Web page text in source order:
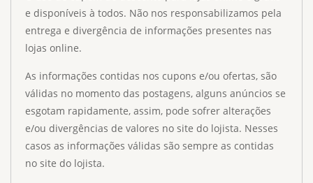
e disponíveis à todos. Não nos responsabilizamos pela
entrega e divergência de informações presentes nas
lojas online.
As informações contidas nos cupons e/ou ofertas, são
válidas no momento das postagens, alguns anúncios se
esgotam rapidamente, assim, pode sofrer alterações
e/ou divergências de valores no site do lojista. Nesses
casos as informações válidas são sempre as contidas
no site do lojista.